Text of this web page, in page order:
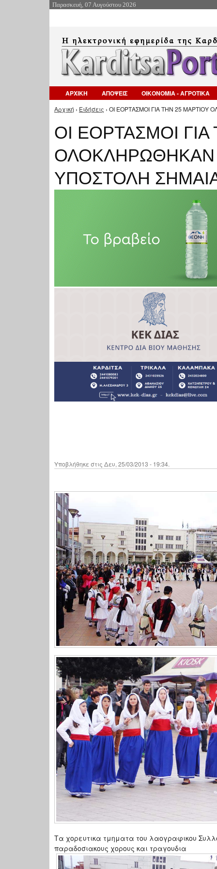
Παρασκευή, 07 Αυγούστου 2026
ΑΡΧΙΚΗ ΑΠΟΨΕΙΣ ΟΙΚΟΝΟΜΙΑ - ΑΓΡΟΤΙΚΑ
Είστε εδώ
Αρχική › Ειδήσεις › ΟΙ ΕΟΡΤΑΣΜΟΙ ΓΙΑ ΤΗΝ 25
ΟΙ ΕΟΡΤΑΣΜΟΙ
ΟΛΟΚΛΗΡΩΘΗΚΑΝ
ΥΠΟΣΤΟΛΗ
Υποβλήθηκε στις Δευ, 25/03/2013 - 19:34.
Τα χορευτικα τμηματα του λαογραφικου
παραδοσιακους χορους και τραγουδια